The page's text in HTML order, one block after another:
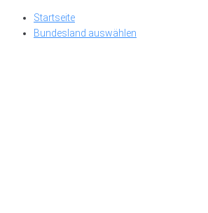
Skip
Startseite
Bundesland auswählen